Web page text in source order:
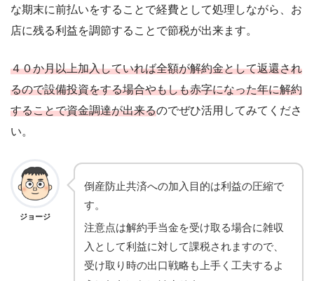
な期末に前払いをすることで経費として処理しながら、お
店に残る利益を調節することで節税が出来ます。
４０か月以上加入していれば全額が解約金として返還され
るので設備投資をする場合やもしも赤字になった年に解約
することで資金調達が出来るのでぜひ活用してみてくださ
い。
ジョージ
倒産防止共済への加入目的は利益の圧縮で
す。
注意点は解約手当金を受け取る場合に雑収
入として利益に対して課税されますので、
受け取り時の出口戦略も上手く工夫するよ